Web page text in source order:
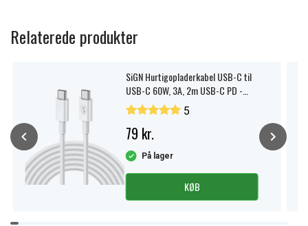
Relaterede produkter
SiGN Hurtigopladerkabel USB-C til
USB-C 60W, 3A, 2m USB-C PD -
Hvid
5
79 kr.
På lager
KØB
Item